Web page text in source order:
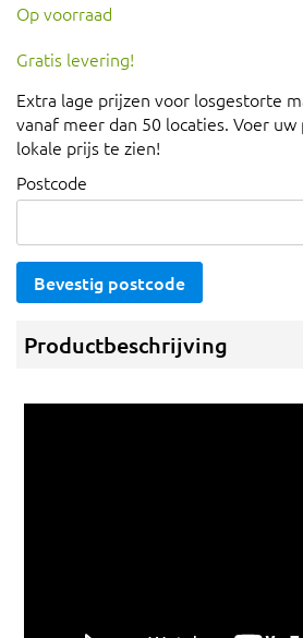
Op voorraad
Gratis levering!
Extra lage prijzen voor losgestorte
vanaf meer dan 50 locaties. Voer
lokale prijs te zien!
Postcode
Bevestig postcode
Productbeschrijving